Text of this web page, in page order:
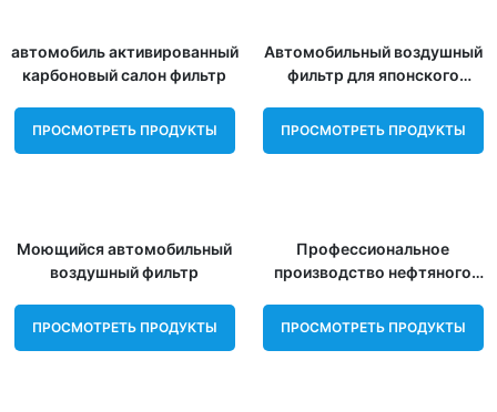
автомобиль активированный
карбоновый салон фильтр
ПРОСМОТРЕТЬ ПРОДУКТЫ
Автомобильный воздушный
фильтр для японского
ПРОСМОТРЕТЬ ПРОДУКТЫ
Моющийся автомобильный
воздушный фильтр
ПРОСМОТРЕТЬ ПРОДУКТЫ
Профессиональное
производство нефтяного
Filter Filter Falter Factory
ПРОСМОТРЕТЬ ПРОДУКТЫ